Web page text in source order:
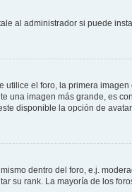
al administrador si puede
el foro, la primera
imagen más grande, es
disponible la opción de
dentro del foro, e.j.
su rank. La mayoría de los